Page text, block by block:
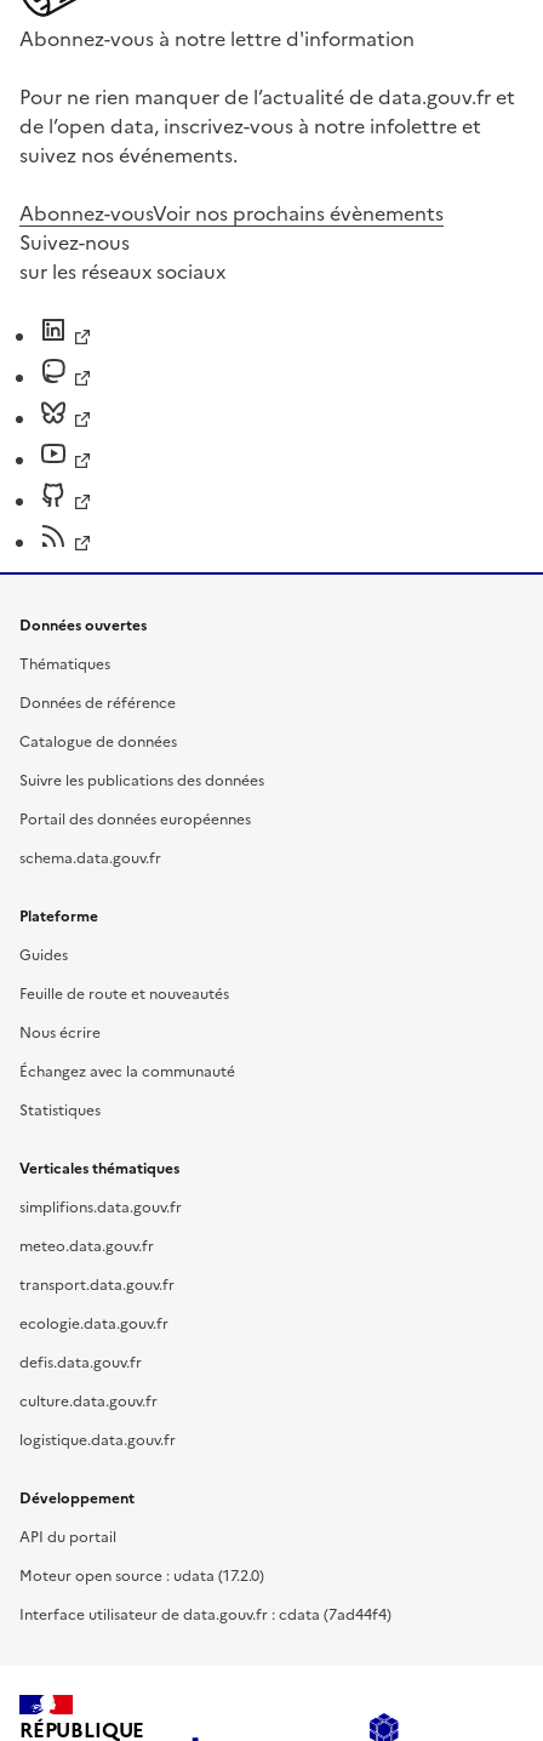
Abonnez-vous à notre lettre d'information
Pour ne rien manquer de l’actualité de data.gouv.fr et
de l’open data, inscrivez-vous à notre infolettre et
suivez nos événements.
Abonnez-vousVoir nos prochains évènements
Suivez-nous
sur les réseaux sociaux
Données ouvertes
Thématiques
Données de référence
Catalogue de données
Suivre les publications des données
Portail des données européennes
schema.data.gouv.fr
Plateforme
Guides
Feuille de route et nouveautés
Nous écrire
Échangez avec la communauté
Statistiques
Verticales thématiques
simplifions.data.gouv.fr
meteo.data.gouv.fr
transport.data.gouv.fr
ecologie.data.gouv.fr
defis.data.gouv.fr
culture.data.gouv.fr
logistique.data.gouv.fr
Développement
API du portail
Moteur open source : udata (17.2.0)
Interface utilisateur de data.gouv.fr : cdata (7ad44f4)
RÉPUBLIQUE